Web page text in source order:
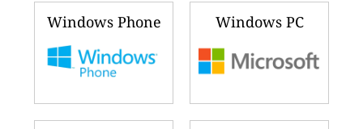
Windows Phone Windows PC